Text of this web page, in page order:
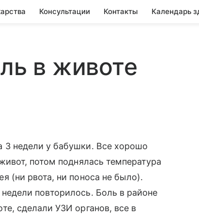
Консультации Контакты Календарь
в животе
3 недели у бабушки. Все хорошо
потом поднялась температура
(ни рвота, ни поноса не было).
повторилось. Боль в районе
сделали УЗИ органов, все в